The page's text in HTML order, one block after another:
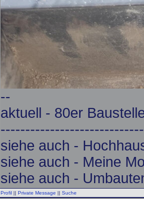
--
aktuell - 80er
siehe auch -
siehe auch - Meine
siehe auch -
Profil || Private Message || Suche